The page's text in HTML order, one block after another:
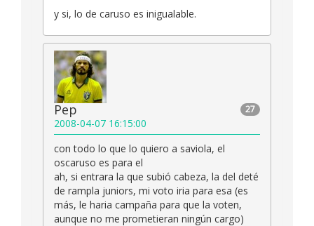
y si, lo de caruso es inigualable.
27
Pep
2008-04-07 16:15:00
con todo lo que lo quiero a saviola, el
oscaruso es para el
ah, si entrara la que subió cabeza, la del deté
de rampla juniors, mi voto iria para esa (es
más, le haria campaña para que la voten,
aunque no me prometieran ningún cargo)